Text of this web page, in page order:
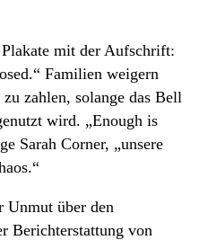
mit der Aufschrift:
Familien weigern
zahlen, solange das Bell
wird. „Enough is
Sarah Corner, „unsere
Unmut über den
Berichterstattung von